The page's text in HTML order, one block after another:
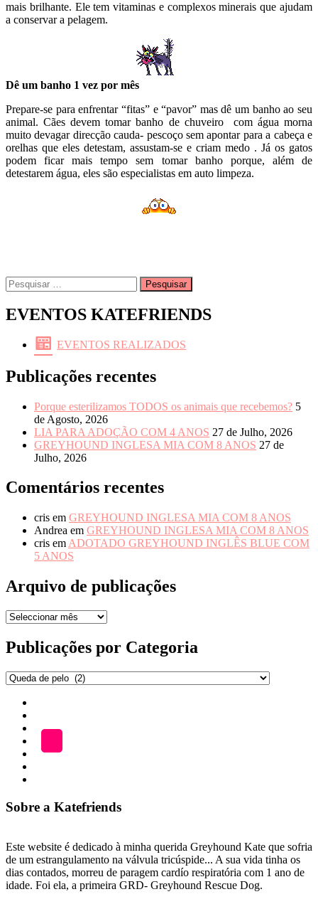
mais brilhante. Ele tem vitaminas e complexos minerais que ajudam
a conservar a pelagem.
Dê um banho 1 vez por mês
Prepare-se para enfrentar “fitas” e “pavor” mas dê um banho ao seu
animal. Cães devem tomar banho de chuveiro com água morna
muito devagar direcção cauda- pescoço sem apontar para a cabeça e
orelhas que eles detestam, assustam-se e criam medo . Já os gatos
podem ficar mais tempo sem tomar banho porque, além de
detestarem água, eles são especialistas em auto limpeza.
Pesquisar
por:
EVENTOS KATEFRIENDS
EVENTOS REALIZADOS
Publicações recentes
Porque esterilizamos TODOS os animais que recebemos? 5
de Agosto, 2026
LIA PARA ADOÇÃO COM 4 ANOS 27 de Julho, 2026
GREYHOUND INGLESA MIA COM 8 ANOS 27 de
Julho, 2026
Comentários recentes
cris em GREYHOUND INGLESA MIA COM 8 ANOS
Andrea em GREYHOUND INGLESA MIA COM 8 ANOS
cris em ADOTADO GREYHOUND INGLÊS BLUE COM
5 ANOS
Arquivo de publicações
Arquivo
publicações
Publicações por Categoria
Publicações
Categoria
ADOÇÃO
LOJA
Sobre a Katefriends
Este website é dedicado à minha querida Greyhound Kate que sofria
de um estrangulamento na válvula tricúspide... A sua vida tinha os
dias contados, morreu de paragem cardío respiratória com 1 ano de
idade. Foi ela, a primeira GRD- Greyhound Rescue Dog.